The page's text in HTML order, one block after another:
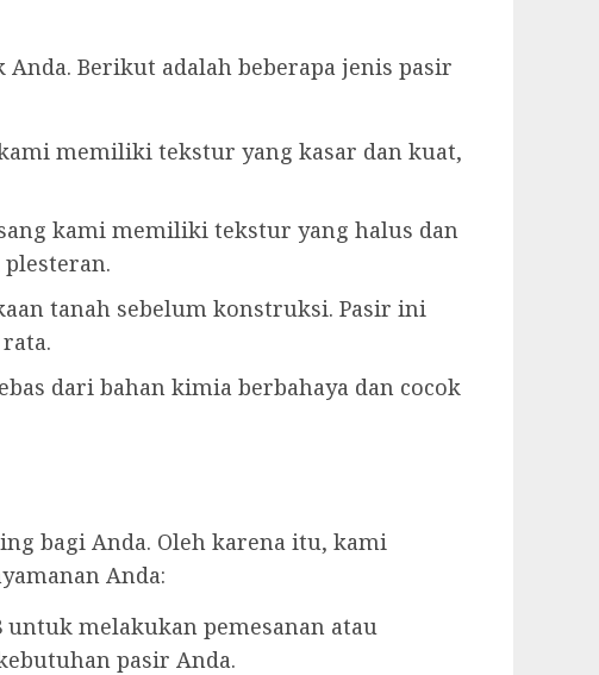
Berikut adalah beberapa jenis pasir
memiliki tekstur yang kasar dan kuat,
kami memiliki tekstur yang halus dan
tanah sebelum konstruksi. Pasir ini
dari bahan kimia berbahaya dan cocok
bagi Anda. Oleh karena itu, kami
Anda:
untuk melakukan pemesanan atau
pasir Anda.